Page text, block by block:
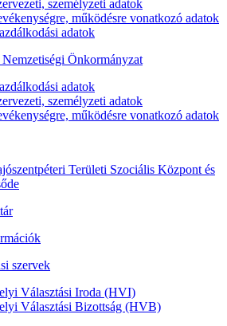
személyzeti adatok
működésre vonatkozó adatok
adatok
Önkormányzat
adatok
személyzeti adatok
működésre vonatkozó adatok
Területi Szociális Központ és
szervek
Választási Iroda (HVI)
Választási Bizottság (HVB)